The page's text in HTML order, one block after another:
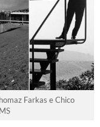
Farkas e Chico